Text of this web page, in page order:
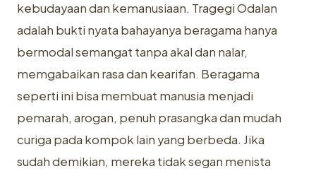
kebudayaan dan kemanusiaan. Tragegi Odalan
adalah bukti nyata bahayanya beragama hanya
bermodal semangat tanpa akal dan nalar,
memgabaikan rasa dan kearifan. Beragama
seperti ini bisa membuat manusia menjadi
pemarah, arogan, penuh prasangka dan mudah
curiga pada kompok lain yang berbeda. Jika
sudah demikian, mereka tidak segan menista